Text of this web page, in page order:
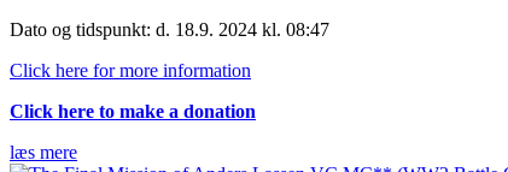
Dato og tidspunkt: d. 18.9. 2024 kl. 08:47
Click here for more information
Click here to make a donation
læs mere